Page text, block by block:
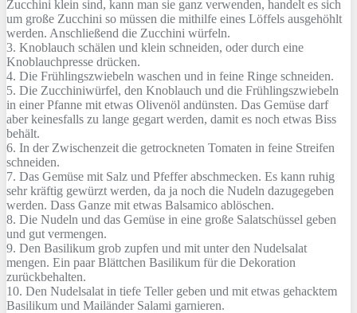
Zucchini klein sind, kann man sie ganz verwenden, handelt es sich
um große Zucchini so müssen die mithilfe eines Löffels ausgehöhlt
werden. Anschließend die Zucchini würfeln.
3. Knoblauch schälen und klein schneiden, oder durch eine
Knoblauchpresse drücken.
4. Die Frühlingszwiebeln waschen und in feine Ringe schneiden.
5. Die Zucchiniwürfel, den Knoblauch und die Frühlingszwiebeln
in einer Pfanne mit etwas Olivenöl andünsten. Das Gemüse darf
aber keinesfalls zu lange gegart werden, damit es noch etwas Biss
behält.
6. In der Zwischenzeit die getrockneten Tomaten in feine Streifen
schneiden.
7. Das Gemüse mit Salz und Pfeffer abschmecken. Es kann ruhig
sehr kräftig gewürzt werden, da ja noch die Nudeln dazugegeben
werden. Dass Ganze mit etwas Balsamico ablöschen.
8. Die Nudeln und das Gemüse in eine große Salatschüssel geben
und gut vermengen.
9. Den Basilikum grob zupfen und mit unter den Nudelsalat
mengen. Ein paar Blättchen Basilikum für die Dekoration
zurückbehalten.
10. Den Nudelsalat in tiefe Teller geben und mit etwas gehacktem
Basilikum und Mailänder Salami garnieren.